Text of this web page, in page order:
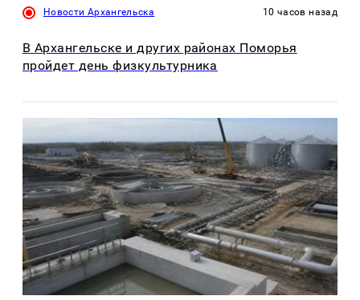
Новости Архангельска 10 часов назад
В Архангельске и других районах Поморья
пройдет день физкультурника